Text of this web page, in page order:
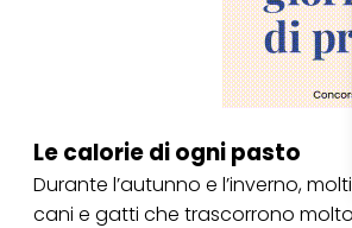
Le calorie di ogni pasto
Durante l’autunno e l’inverno,
cani e gatti che trascorrono